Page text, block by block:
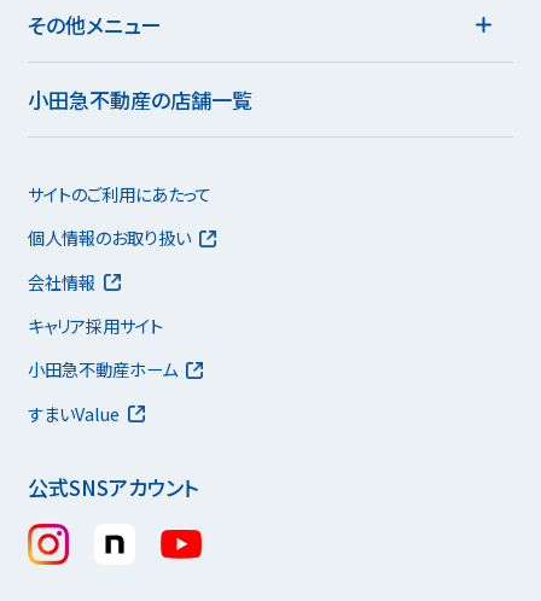
その他メニュー
小田急不動産の店舗一覧
公式SNSアカウント
サイトのご利用にあたって
個人情報のお取り扱い
会社情報
キャリア採用サイト
小田急不動産ホーム
すまいValue